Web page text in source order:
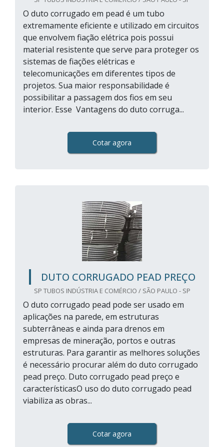
O duto corrugado em pead é um tubo
extremamente eficiente e utilizado em circuitos
que envolvem fiação elétrica pois possui
material resistente que serve para proteger os
sistemas de fiações elétricas e
telecomunicações em diferentes tipos de
projetos. Sua maior responsabilidade é
possibilitar a passagem dos fios em seu
interior. Esse Vantagens do duto corruga...
Cotar agora
DUTO CORRUGADO PEAD PREÇO
SP TUBOS INDÚSTRIA E COMÉRCIO / SÃO PAULO - SP
O duto corrugado pead pode ser usado em
aplicações na parede, em estruturas
subterrâneas e ainda para drenos em
empresas de mineração, portos e outras
estruturas. Para garantir as melhores soluções
é necessário procurar além do duto corrugado
pead preço. Duto corrugado pead preço e
característicasO uso do duto corrugado pead
viabiliza as obras...
Cotar agora